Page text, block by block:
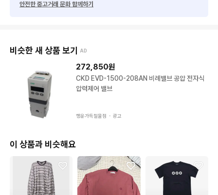
안전한 중고거래 문화 함께하기
비슷한 새 상품 보기 AD
272,850원
CKD EVD-1500-208AN 비례밸브 공압 전자식
압력제어 밸브
행운가득철물점 ・ 광고
이 상품과 비슷해요